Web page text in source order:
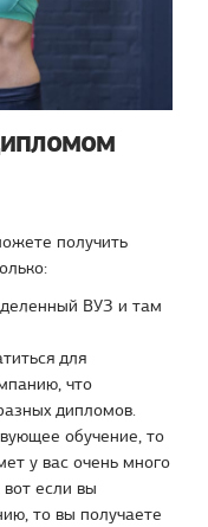
получить
ВУЗ и там
для
что
дипломов.
обучение, то
у вас очень много
если вы
то вы получаете